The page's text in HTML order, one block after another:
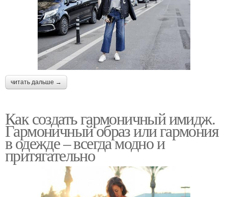
читать дальше →
Как создать гармоничный имидж.
Гармоничный образ или гармония
в одежде – всегда модно и
притягательно